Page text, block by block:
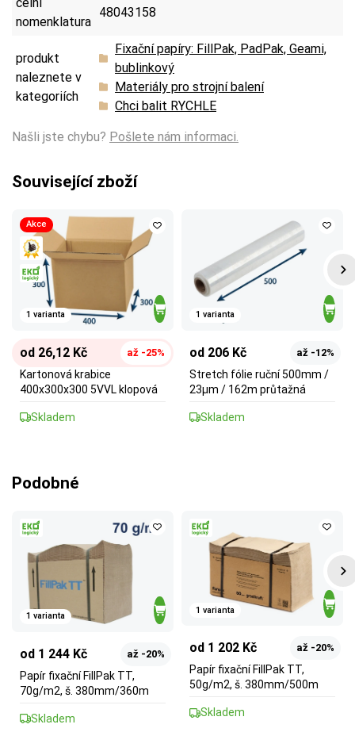
nomenklatura
48043158
produkt
naleznete v
kategoriích
Fixační papíry: FillPak, PadPak, Geami,
bublinkový
Materiály pro strojní balení
Chci balit RYCHLE
Našli jste chybu? Pošlete nám informaci.
Související zboží
Akce
1 varianta
od 26,12 Kč až -25%
Kartonová krabice
400x300x300 5VVL klopová
Skladem
1 varianta
od 206 Kč až -12%
Stretch fólie ruční 500mm /
23µm / 162m průtažná
Skladem
Podobné
1 varianta
od 1 244 Kč až -20%
Papír fixační FillPak TT,
70g/m2, š. 380mm/360m
Skladem
1 varianta
od 1 202 Kč až -20%
Papír fixační FillPak TT,
50g/m2, š. 380mm/500m
Skladem